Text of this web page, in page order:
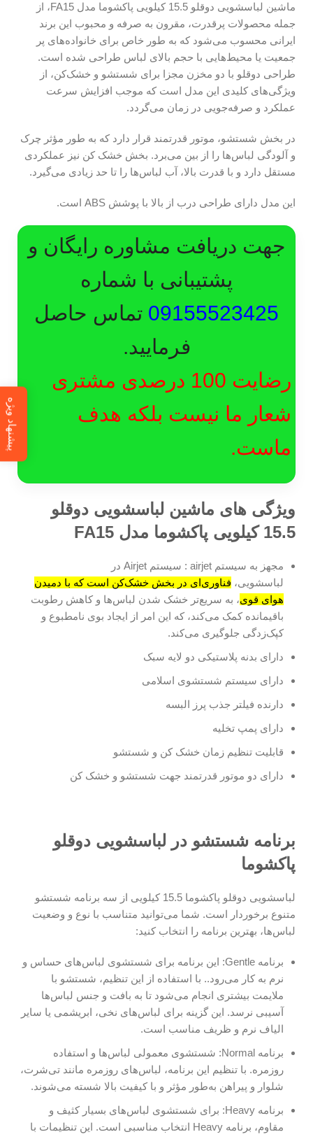
ماشین لباسشویی دوقلو 15.5 کیلویی پاکشوما مدل FA15، از
جمله محصولات پرقدرت، مقرون‌ به‌ صرفه و محبوب این برند
ایرانی محسوب می‌شود که به‌ طور خاص برای خانواده‌های پر
جمعیت یا محیط‌هایی با حجم بالای لباس طراحی شده است.
طراحی دوقلو با دو مخزن مجزا برای شستشو و خشک‌کن، از
ویژگی‌های کلیدی این مدل است که موجب افزایش سرعت
عملکرد و صرفه‌جویی در زمان می‌گردد.
در بخش شستشو، موتور قدرتمند قرار دارد که به‌ طور مؤثر چرک
و آلودگی لباس‌ها را از بین می‌برد. بخش خشک‌ کن نیز عملکردی
مستقل دارد و با قدرت بالا، آب لباس‌ها را تا حد زیادی می‌گیرد.
این مدل دارای طراحی درب از بالا با پوشش ABS است.
جهت دریافت مشاوره رایگان و
پشتیبانی با شماره
09155523425 تماس حاصل
فرمایید.
رضایت 100 درصدی مشتری
شعار ما نیست بلکه هدف
ماست.
ویژگی های ماشین لباسشویی دوقلو
15.5 کیلویی پاکشوما مدل FA15
مجهز به سیستم airjet :
سیستم Airjet در
لباسشویی، فناوری‌ای در بخش خشک‌کن است که با دمیدن
هوای قوی، به سریع‌تر خشک شدن لباس‌ها و کاهش رطوبت
باقیمانده کمک می‌کند، که این امر از ایجاد بوی نامطبوع و
کپک‌زدگی جلوگیری می‌کند.
دارای بدنه پلاستیکی دو لایه سبک
دارای سیستم شستشوی اسلامی
دارنده فیلتر جذب پرز البسه
دارای پمپ تخلیه
قابلیت تنظیم زمان خشک کن و شستشو
دارای دو موتور قدرتمند جهت شستشو و خشک کن
برنامه شستشو در لباسشویی دوقلو
پاکشوما
لباسشویی دوقلو پاکشوما 15.5 کیلویی از سه برنامه شستشو
متنوع برخوردار است. شما می‌توانید متناسب با نوع و وضعیت
لباس‌ها، بهترین برنامه را انتخاب کنید:
برنامه Gentle: این برنامه برای شستشوی لباس‌های حساس و
نرم به کار می‌رود.. با استفاده از این تنظیم، شستشو با
ملایمت بیشتری انجام می‌شود تا به بافت و جنس لباس‌ها
آسیبی نرسد. این گزینه برای لباس‌های نخی، ابریشمی یا سایر
الیاف نرم و ظریف مناسب است.
برنامه Normal: شستشوی معمولی لباس‌ها و استفاده
روزمره. با تنظیم این برنامه، لباس‌های روزمره مانند تی‌شرت،
شلوار و پیراهن به‌طور مؤثر و با کیفیت بالا شسته می‌شوند.
برنامه Heavy: برای شستشوی لباس‌های بسیار کثیف و
مقاوم، برنامه Heavy انتخاب مناسبی است. این تنظیمات با
پیشنهاد ویژه